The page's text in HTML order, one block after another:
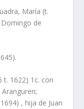
Marí­a (t.
de
t. 1622) 1c. con
, hija de Juan